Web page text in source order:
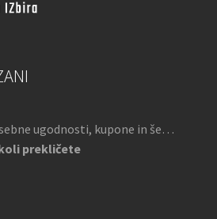
ugodnosti, kupone in še…
prekličete